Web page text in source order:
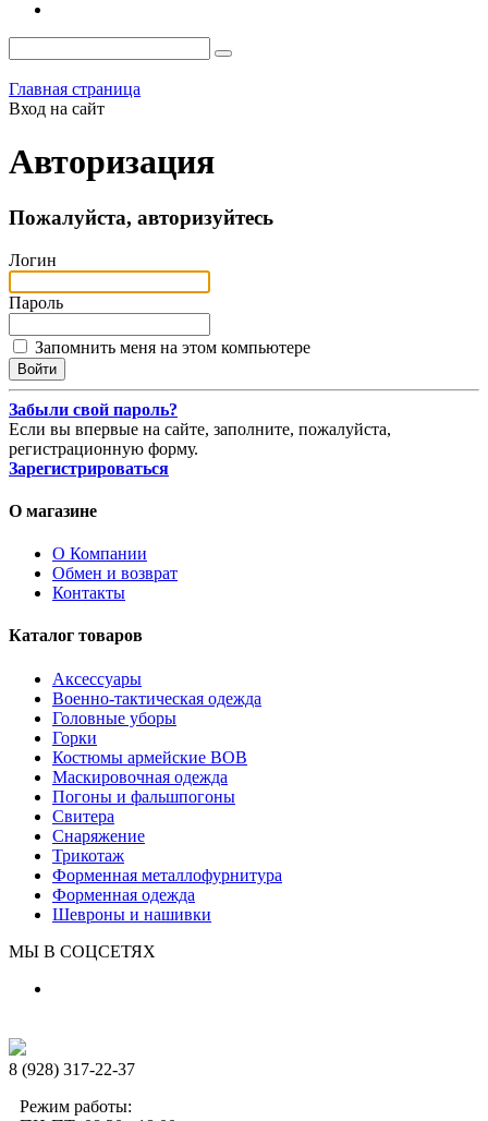
Главная страница
Вход на сайт
Авторизация
Пожалуйста, авторизуйтесь
Логин
Пароль
Запомнить меня на этом компьютере
Забыли свой пароль?
Если вы впервые на сайте, заполните, пожалуйста,
регистрационную форму.
Зарегистрироваться
О магазине
О Компании
Обмен и возврат
Контакты
Каталог товаров
Аксессуары
Военно-тактическая одежда
Головные уборы
Горки
Костюмы армейские ВОВ
Маскировочная одежда
Погоны и фальшпогоны
Свитера
Снаряжение
Трикотаж
Форменная металлофурнитура
Форменная одежда
Шевроны и нашивки
МЫ В СОЦСЕТЯХ
8 (928) 317-22-37
Режим работы: